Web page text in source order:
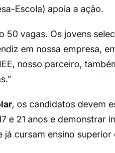
Escola) apoia a ação.
50 vagas. Os jovens
em nossa empresa,
nosso parceiro,
, os candidatos devem
e 21 anos e demonstrar
cursam ensino